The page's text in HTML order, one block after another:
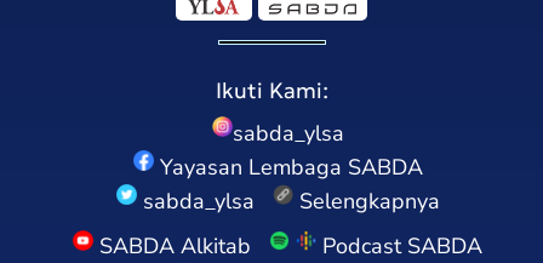
Ikuti Kami:
sabda_ylsa
Yayasan Lembaga SABDA
sabda_ylsa
Selengkapnya
SABDA Alkitab
Podcast SABDA